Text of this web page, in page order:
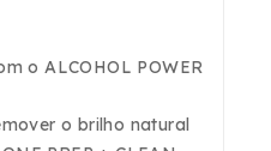
oALCOHOL POWER
o brilho natural